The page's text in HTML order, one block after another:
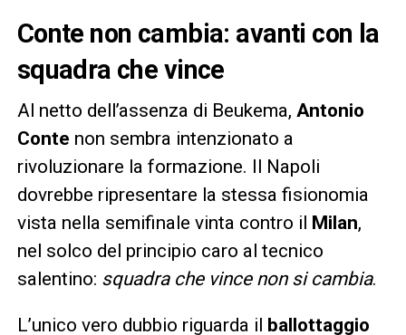
Conte non cambia: avanti con la
squadra che vince
Al netto dell’assenza di Beukema, Antonio
Conte non sembra intenzionato a
rivoluzionare la formazione. Il Napoli
dovrebbe ripresentare la stessa fisionomia
vista nella semifinale vinta contro il Milan,
nel solco del principio caro al tecnico
salentino: squadra che vince non si cambia.
L’unico vero dubbio riguarda il ballottaggio